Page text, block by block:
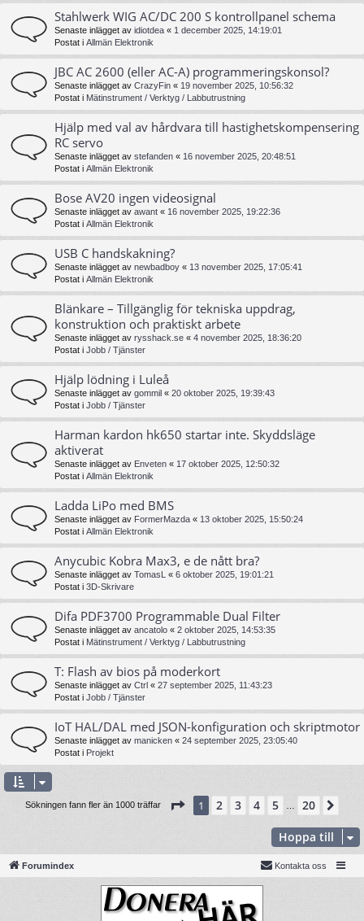
Stahlwerk WIG AC/DC 200 S kontrollpanel schema
Senaste inlägget av idiotdea « 1 december 2025, 14:19:01
Postat i Allmän Elektronik
JBC AC 2600 (eller AC-A) programmeringskonsol?
Senaste inlägget av CrazyFin « 19 november 2025, 10:56:32
Postat i Mätinstrument / Verktyg / Labbutrustning
Hjälp med val av hårdvara till hastighetskompensering
RC servo
Senaste inlägget av stefanden « 16 november 2025, 20:48:51
Postat i Allmän Elektronik
Bose AV20 ingen videosignal
Senaste inlägget av awant « 16 november 2025, 19:22:36
Postat i Allmän Elektronik
USB C handskakning?
Senaste inlägget av newbadboy « 13 november 2025, 17:05:41
Postat i Allmän Elektronik
Blänkare – Tillgänglig för tekniska uppdrag,
konstruktion och praktiskt arbete
Senaste inlägget av rysshack.se « 4 november 2025, 18:36:20
Postat i Jobb / Tjänster
Hjälp lödning i Luleå
Senaste inlägget av gommil « 20 oktober 2025, 19:39:43
Postat i Jobb / Tjänster
Harman kardon hk650 startar inte. Skyddsläge
aktiverat
Senaste inlägget av Enveten « 17 oktober 2025, 12:50:32
Postat i Allmän Elektronik
Ladda LiPo med BMS
Senaste inlägget av FormerMazda « 13 oktober 2025, 15:50:24
Postat i Allmän Elektronik
Anycubic Kobra Max3, e de nått bra?
Senaste inlägget av TomasL « 6 oktober 2025, 19:01:21
Postat i 3D-Skrivare
Difa PDF3700 Programmable Dual Filter
Senaste inlägget av ancatolo « 2 oktober 2025, 14:53:35
Postat i Mätinstrument / Verktyg / Labbutrustning
T: Flash av bios på moderkort
Senaste inlägget av Ctrl « 27 september 2025, 11:43:23
Postat i Jobb / Tjänster
IoT HAL/DAL med JSON-konfiguration och skriptmotor
Senaste inlägget av manicken « 24 september 2025, 23:05:40
Postat i Projekt
Sökningen fann fler än 1000 träffar Sida 1av20
1 2 3 4 5 20
Hoppa till
Forumindex Kontakta oss